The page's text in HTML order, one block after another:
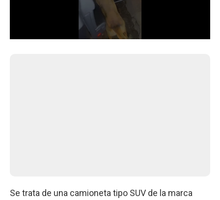
Se trata de una camioneta tipo SUV de la marca